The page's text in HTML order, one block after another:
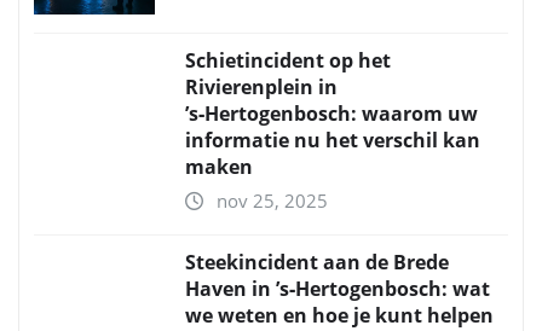
Schietincident op het
Rivierenplein in
’s‑Hertogenbosch: waarom uw
informatie nu het verschil kan
maken
nov 25, 2025
Steekincident aan de Brede
Haven in ’s‑Hertogenbosch: wat
we weten en hoe je kunt helpen